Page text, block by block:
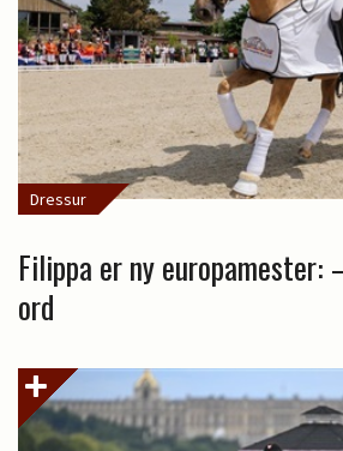
Dressur
Filippa er ny europamester:
ord